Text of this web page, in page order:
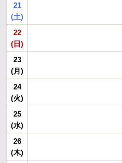
21
(土)
22
(日)
23
(月)
24
(火)
25
(水)
26
(木)